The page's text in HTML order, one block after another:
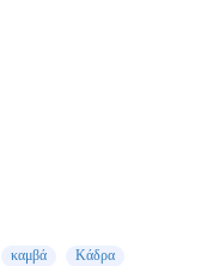
καμβά
Κάδρα